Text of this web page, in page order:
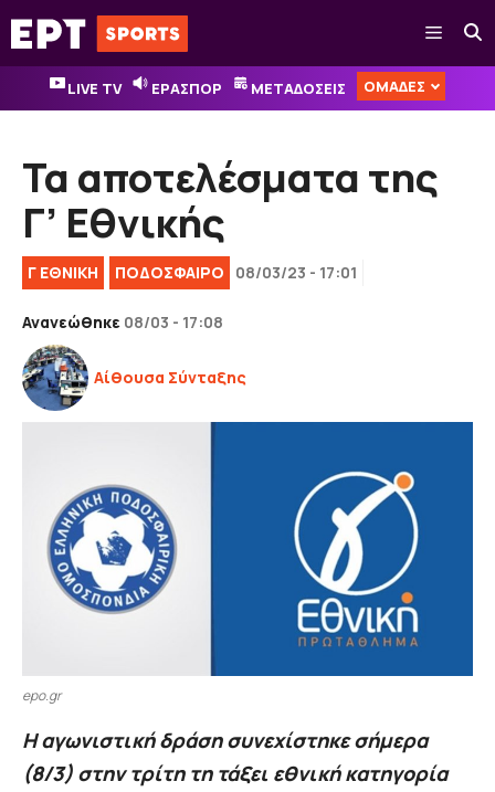
Μετάβαση
σε
περιεχόμενο
Μενού
LIVE TV ΕΡΑΣΠΟΡ ΜΕΤΑΔΟΣΕΙΣ ΟΜΑΔΕΣ
Τα αποτελέσματα της
Γ’ Εθνικής
Γ ΕΘΝΙΚΉ ΠΟΔΟΣΦΑΙΡΟ 08/03/23 - 17:01
Ανανεώθηκε 08/03 - 17:08
Αίθουσα Σύνταξης
epo.gr
Η αγωνιστική δράση συνεχίστηκε σήμερα
(8/3) στην τρίτη τη τάξει εθνική κατηγορία